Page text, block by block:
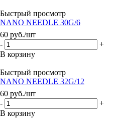
Быстрый просмотр
NANO NEEDLE 30G/6
60 руб./шт
-
+
В корзину
Быстрый просмотр
NANO NEEDLE 32G/12
60 руб./шт
-
+
В корзину